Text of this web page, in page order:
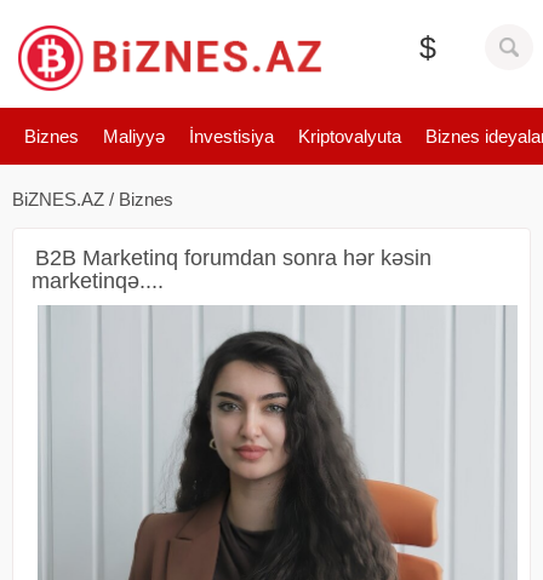
$
Biznes Maliyyə İnvestisiya Kriptovalyuta Biznes
BiZNES.AZ / Biznes
B2B Marketinq forumdan sonra hər kəsin
marketinqə....